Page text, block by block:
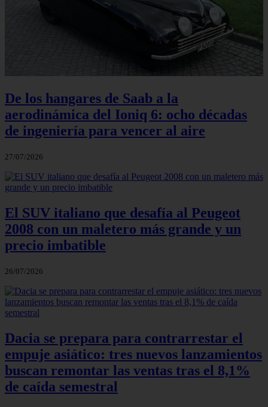
De los hangares de Saab a la
aerodinámica del Ioniq 6: ocho décadas
de ingeniería para vencer al aire
27/07/2026
El SUV italiano que desafía al Peugeot
2008 con un maletero más grande y un
precio imbatible
26/07/2026
Dacia se prepara para contrarrestar el
empuje asiático: tres nuevos lanzamientos
buscan remontar las ventas tras el 8,1%
de caída semestral